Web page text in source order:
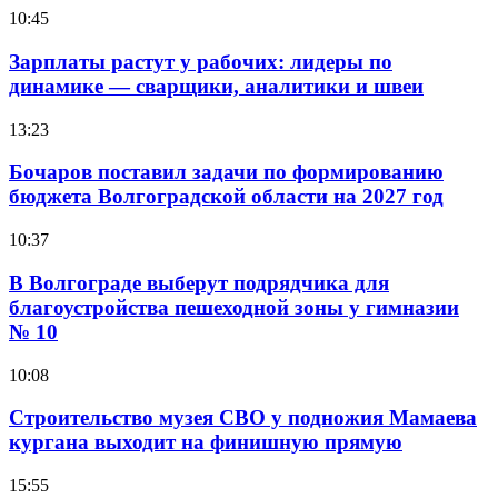
10:45
Зарплаты растут у рабочих: лидеры по
динамике — сварщики, аналитики и швеи
13:23
Бочаров поставил задачи по формированию
бюджета Волгоградской области на 2027 год
10:37
В Волгограде выберут подрядчика для
благоустройства пешеходной зоны у гимназии
№ 10
10:08
Строительство музея СВО у подножия Мамаева
кургана выходит на финишную прямую
15:55